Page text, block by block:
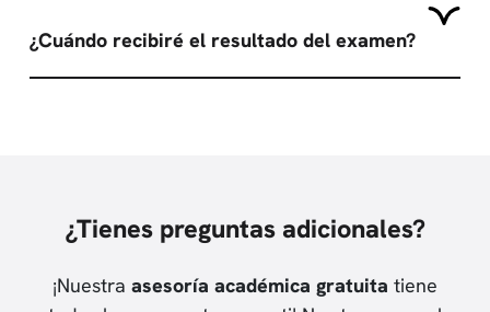
¿Cuándo recibiré el resultado del examen?
¿Tienes preguntas adicionales?
¡Nuestra asesoría académica gratuita tiene